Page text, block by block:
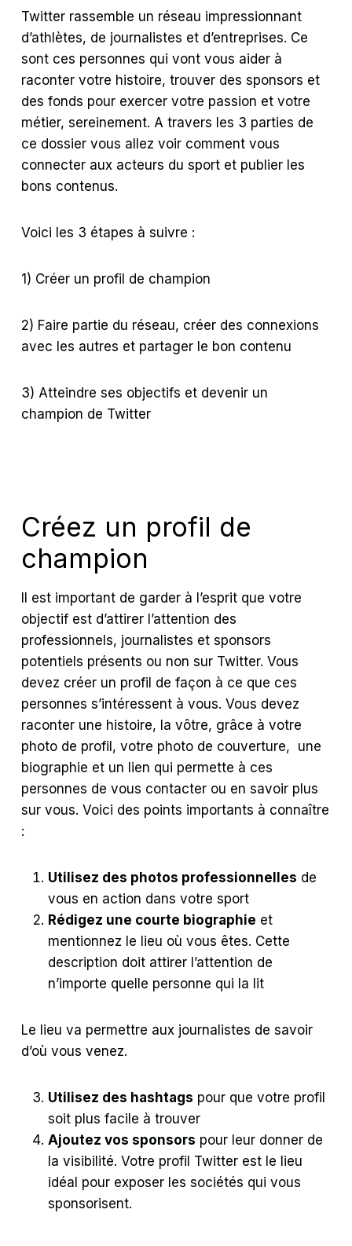
Twitter rassemble un réseau impressionnant
d’athlètes, de journalistes et d’entreprises. Ce
sont ces personnes qui vont vous aider à
raconter votre histoire, trouver des sponsors et
des fonds pour exercer votre passion et votre
métier, sereinement. A travers les 3 parties de
ce dossier vous allez voir comment vous
connecter aux acteurs du sport et publier les
bons contenus.
Voici les 3 étapes à suivre :
1) Créer un profil de champion
2) Faire partie du réseau, créer des connexions
avec les autres et partager le bon contenu
3) Atteindre ses objectifs et devenir un
champion de Twitter
Créez un profil de
champion
Il est important de garder à l’esprit que votre
objectif est d’attirer l’attention des
professionnels, journalistes et sponsors
potentiels présents ou non sur Twitter. Vous
devez créer un profil de façon à ce que ces
personnes s’intéressent à vous. Vous devez
raconter une histoire, la vôtre, grâce à votre
photo de profil, votre photo de couverture, une
biographie et un lien qui permette à ces
personnes de vous contacter ou en savoir plus
sur vous. Voici des points importants à connaître
:
Utilisez des photos professionnelles de
vous en action dans votre sport
Rédigez une courte biographie et
mentionnez le lieu où vous êtes. Cette
description doit attirer l’attention de
n’importe quelle personne qui la lit
Le lieu va permettre aux journalistes de savoir
d’où vous venez.
Utilisez des hashtags pour que votre profil
soit plus facile à trouver
Ajoutez vos sponsors pour leur donner de
la visibilité. Votre profil Twitter est le lieu
idéal pour exposer les sociétés qui vous
sponsorisent.